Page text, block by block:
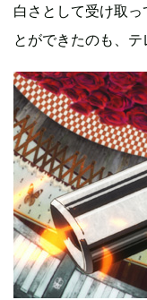
白さとして受け取
とができたのも、テ